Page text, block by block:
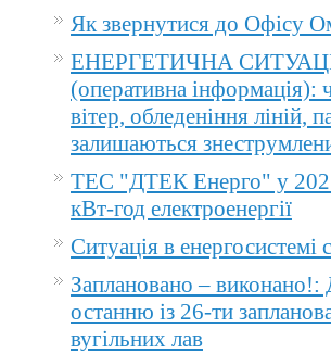
Як звернутися до Офісу
ЕНЕРГЕТИЧНА
(оперативна інформація):
вітер, обледеніння ліній,
залишаються
ТЕС "ДТЕК Енерго" у
кВт-год електроенергії
Ситуація в енергосистемі
Заплановано –
останню із 26-ти
вугільних лав